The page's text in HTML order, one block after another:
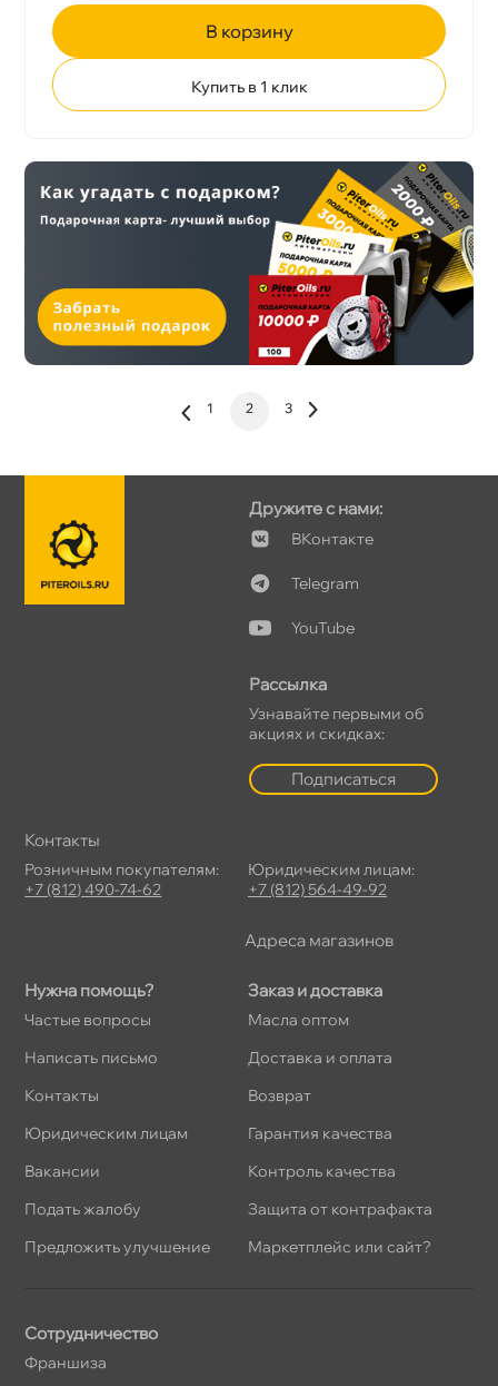
корзину
Купить в 1 клик
1 2 3
Нужна помощь?
Частые вопросы
Написать письмо
Контакты
Юридическим лицам
акансии
Подать жалобу
Предложить улучшение
Заказ и доставка
Масла оптом
Доставка и оплата
озврат
Гарантия качества
Контроль качества
Защита от контрафакта
Маркетплейс или сайт?
Дружите с нами:
Контакте
Telegram
YouTube
Рассылка
Узнавайте первыми о
акциях и скидках:
Подписаться
Сотрудничество
Франшиза
Контакты
Розничным покупателям:
+7 (812) 490-74-62
Юридическим лицам:
+7 (812) 564-49-92
Адреса магазино